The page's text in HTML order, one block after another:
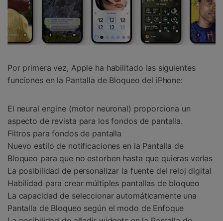
Por primera vez, Apple ha habilitado las siguientes
funciones en la Pantalla de Bloqueo del iPhone:
El neural engine (motor neuronal) proporciona un
aspecto de revista para los fondos de pantalla.
Filtros para fondos de pantalla
Nuevo estilo de notificaciones en la Pantalla de
Bloqueo para que no estorben hasta que quieras verlas
La posibilidad de personalizar la fuente del reloj digital
Habilidad para crear múltiples pantallas de bloqueo
La capacidad de seleccionar automáticamente una
Pantalla de Bloqueo según el modo de Enfoque